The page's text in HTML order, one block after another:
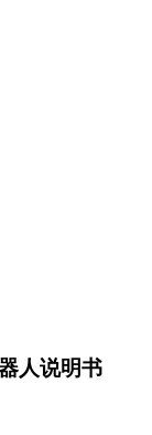
人说明书